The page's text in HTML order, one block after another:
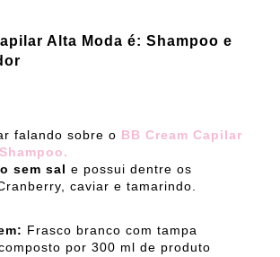
Alta Moda é: Shampoo e
falando sobre o BB Cream Capilar
sem sal e possui dentre os
caviar e tamarindo.
Frasco branco com tampa
composto por 300 ml de produto